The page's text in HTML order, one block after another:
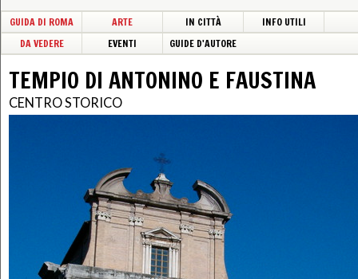
GUIDA DI ROMA ARTE IN CITTÀ
INFO UTILI
DA VEDERE
EVENTI GUIDE D'AUTORE
TEMPIO DI ANTONINO E FAUSTINA
CENTRO STORICO